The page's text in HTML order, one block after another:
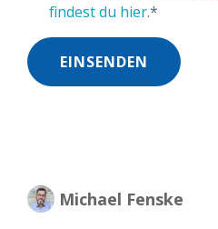
findest du hier.*
Michael Fenske